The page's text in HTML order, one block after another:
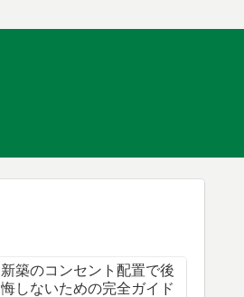
新築のコンセント配置で後
悔しないための完全ガイド